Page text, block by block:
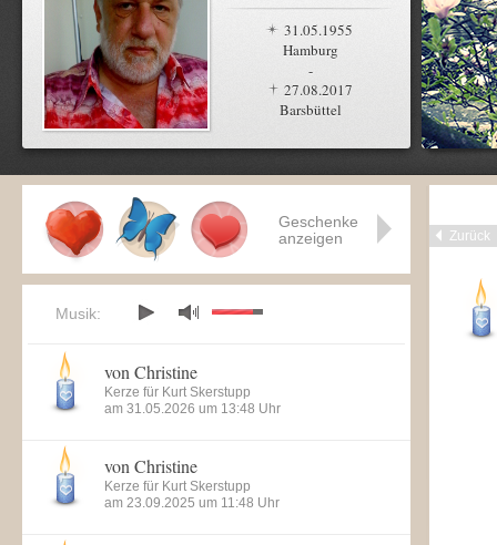
31.05.1955
Hamburg
-
27.08.2017
Barsbüttel
Zurück
Geschenke
anzeigen
Musik:
von Christine
Kerze für Kurt Skerstupp
am 31.05.2026 um 13:48 Uhr
von Christine
Kerze für Kurt Skerstupp
am 23.09.2025 um 11:48 Uhr